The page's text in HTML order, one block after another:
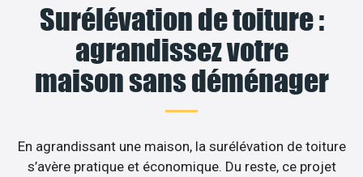
Surélévation de toiture :
agrandissez votre
maison sans déménager
En agrandissant une maison, la surélévation de toiture
s’avère pratique et économique. Du reste, ce projet